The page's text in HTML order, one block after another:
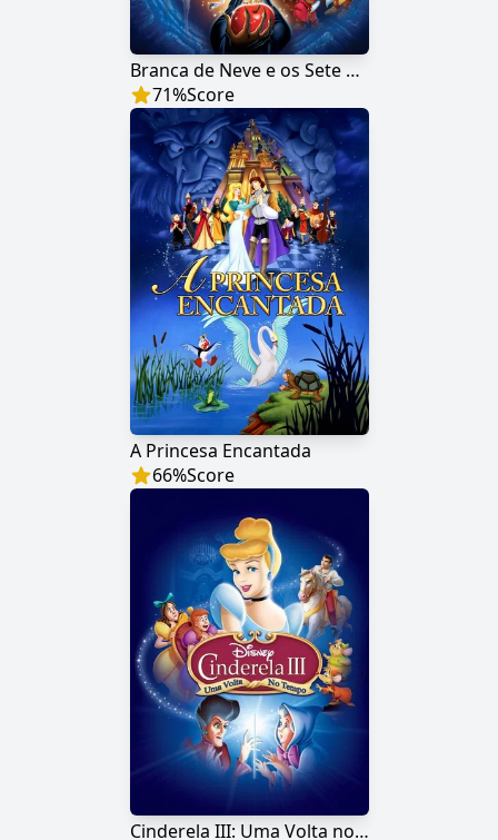
Branca de Neve e os Sete Anões
71%Score
A Princesa Encantada
66%Score
Cinderela III: Uma Volta no Tempo